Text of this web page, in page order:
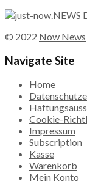
© 2022 Now News
Navigate Site
Home
Cookie-
Impressum
Subscription
Kasse
Warenkorb
Mein Konto